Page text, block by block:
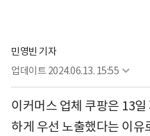
민영빈 기자
업데이트 2024.06.13. 15:55
이커머스 업체 쿠팡은 13
하게 우선 노출했다는 이유